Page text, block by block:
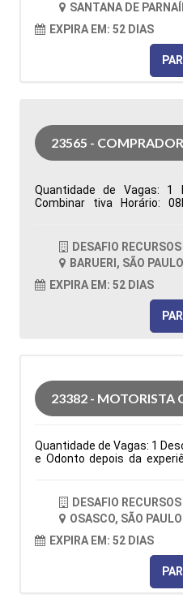
Características
SANTANA DE
EXPIRA EM: 52 DIAS
23565 - COMPRADOR
Quantidade de Vagas: 1
Combinar tiva Horário:
áreas produtivas e de
requisições de
negociação de preços,
além da prospecção,
de fornecedores, visando
redução de custos.
compra, monitora
divergências
para apoiar a gestão na
contratação: CLT Cidade:
Atuação: Compras
DESAFIO
BARUERI, SÃO PAULO
EXPIRA EM: 52 DIAS
23382 - MOTORISTA
Quantidade de Vagas: 1
e Odonto depois da
INTERIOR E ESTADUAIS (
E ESPIRITO SANTO Tipo
Osasco, SP, Brasil Área
Formação
Comportamentais:
DESAFIO
OSASCO, SÃO PAULO
EXPIRA EM: 52 DIAS